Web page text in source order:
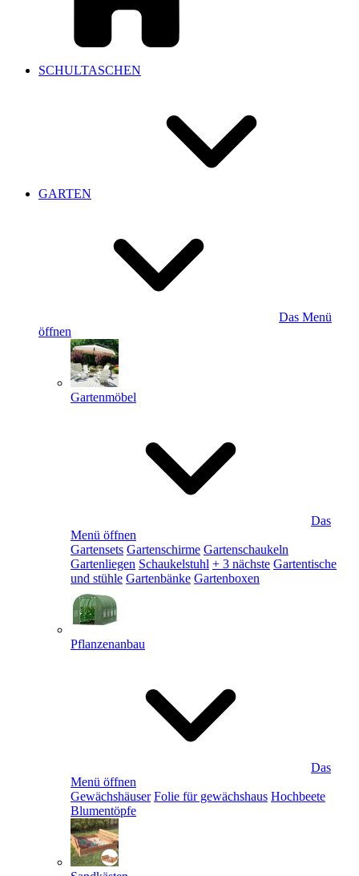
SCHULTASCHEN
GARTEN
Das Menü
öffnen
Gartenmöbel
Das
Menü öffnen
Gartensets Gartenschirme Gartenschaukeln
Gartenliegen Schaukelstuhl + 3 nächste Gartentische
und stühle Gartenbänke Gartenboxen
Pflanzenanbau
Das
Menü öffnen
Gewächshäuser Folie für gewächshaus Hochbeete
Blumentöpfe